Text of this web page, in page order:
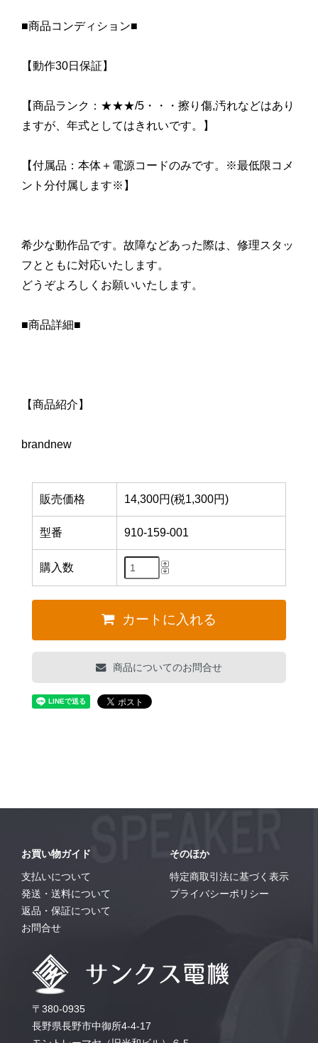
■商品コンディション■
【動作30日保証】
【商品ランク：★★★/5・・・擦り傷,汚れなどはあり
ますが、年式としてはきれいです。】
【付属品：本体＋電源コードのみです。※最低限コメ
ント分付属します※】
希少な動作品です。故障などあった際は、修理スタッ
フとともに対応いたします。
どうぞよろしくお願いいたします。
■商品詳細■
【商品紹介】
brandnew
販売価格 14,300円(税1,300円)
型番 910-159-001
購入数
カートに入れる
商品についてのお問合せ
お買い物ガイド
支払いについて
発送・送料について
返品・保証について
お問合せ
そのほか
特定商取引法に基づく表示
プライバシーポリシー
〒380-0935
長野県長野市中御所4-4-17